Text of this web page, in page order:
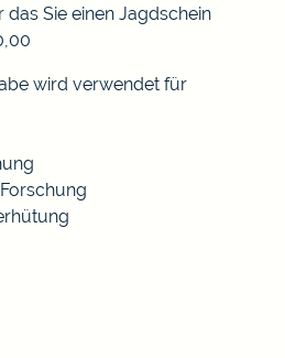
Sie einen Jagdschein
wird verwendet für